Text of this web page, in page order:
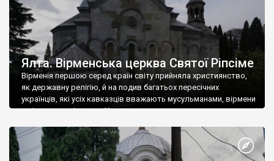
Ялта. Вірменська церква Святої Ріпсіме
Вірменія першою серед країн світу прийняла християнство,
як державну релігію, й на подив багатьох пересічних
українців, які усіх кавказців вважають мусульманами, вірмени
є відданими вірянами Христа